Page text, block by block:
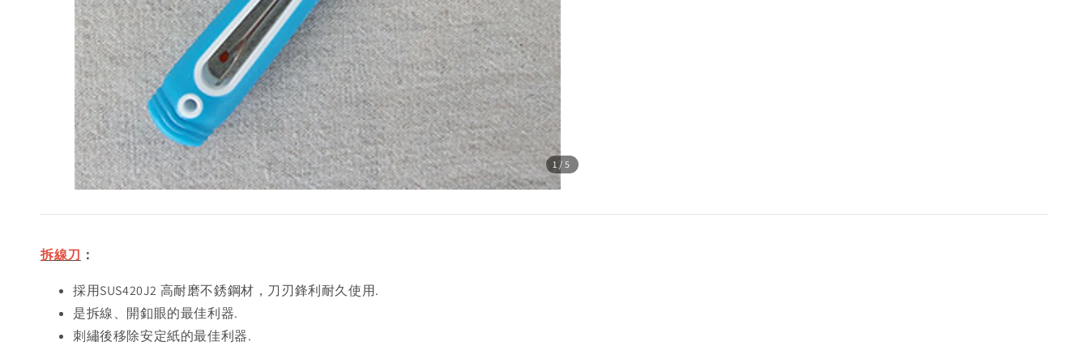
1/5
拆線刀 ：
採用SUS420J2 高耐磨不銹鋼材，刀刃鋒利耐久使用.
是拆線、開釦眼的最佳利器.
刺繡後移除安定紙的最佳利器.